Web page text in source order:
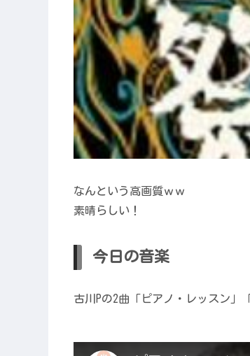
なんという高画質ｗｗ
素晴らしい！
今日の音楽
古川Pの2曲「ピアノ・レッスン」「